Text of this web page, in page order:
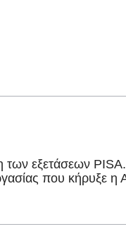
των εξετάσεων PISA.
που κήρυξε